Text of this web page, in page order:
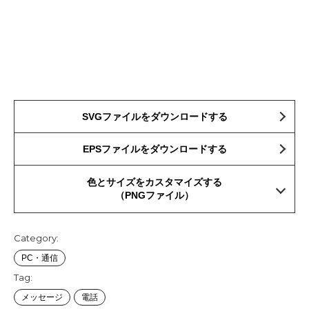
SVGファイルをダウンロードする
EPSファイルをダウンロードする
色とサイズをカスタマイズする
（PNGファイル）
Category:
PC・通信
Tag:
メッセージ 電話